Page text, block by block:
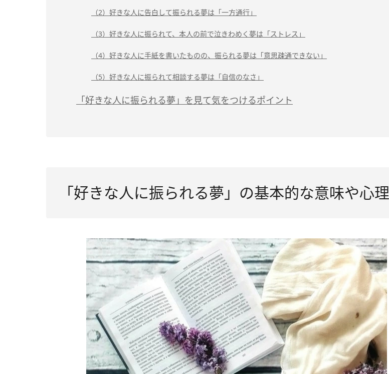
（2）好きな人に告白して振られる夢は「一方通行」
（3）好きな人に振られて、本人の前で泣きわめく夢は「ストレス」
（4）好きな人に手紙を書いたものの、振られる夢は「意思疎通できない」
（5）好きな人に振られて相談する夢は「自信のなさ」
「好きな人に振られる夢」を見て気をつけるポイント
「好きな人に振られる夢」の基本的な意味や心理